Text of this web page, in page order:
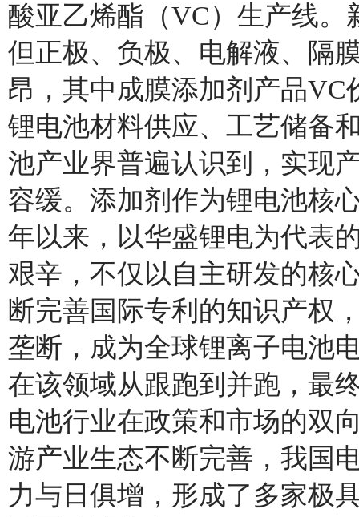
酸亚乙烯酯（VC）生产线
但正极、负极、电解液、隔
昂，其中成膜添加剂产品VC
锂电池材料供应、工艺储备
池产业界普遍认识到，实现
容缓。添加剂作为锂电池核
年以来，以华盛锂电为代表
艰辛，不仅以自主研发的核
断完善国际专利的知识产权
垄断，成为全球锂离子电池
在该领域从跟跑到并跑，最
电池行业在政策和市场的双
游产业生态不断完善，我国
力与日俱增，形成了多家极